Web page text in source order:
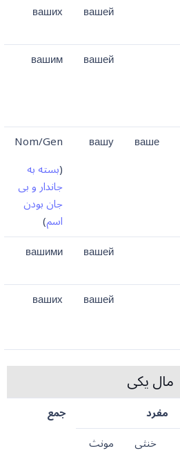
вашей
ваших
вашей
вашим
ваше
вашу
Nom/Gen
(بسته به
جاندار و بی
جان بودن
اسم)
вашей
вашими
вашей
ваших
مال یکی
مفرد
جمع
خنثی مونث